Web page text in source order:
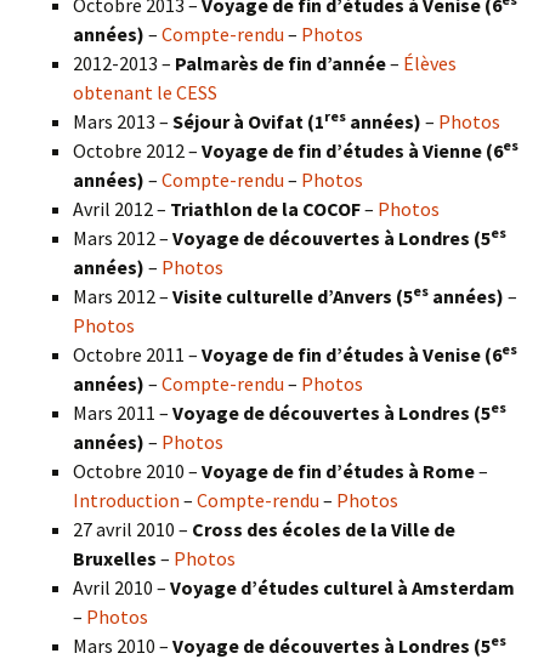
années) – Compte-rendu – Photos
2012-2013 – Palmarès de fin d’année– Élèves
obtenant le CESS
Mars 2013 – Séjour à Ovifat (1res années) – Photos
Octobre 2012 – Voyage de fin d’études à Vienne (6es
années) – Compte-rendu – Photos
Avril 2012 – Triathlon de la COCOF– Photos
Mars 2012 – Voyage de découvertes à Londres (5es
années) – Photos
Mars 2012 – Visite culturelle d’Anvers (5es années) –
Photos
Octobre 2011 – Voyage de fin d’études à Venise (6es
années) – Compte-rendu – Photos
Mars 2011 – Voyage de découvertes à Londres (5es
années) – Photos
Octobre 2010 – Voyage de fin d’études à Rome–
Introduction – Compte-rendu – Photos
27 avril 2010 – Cross des écoles de la Ville de
Bruxelles – Photos
Avril 2010 – Voyage d’études culturel à Amsterdam
– Photos
Mars 2010 – Voyage de découvertes à Londres (5es